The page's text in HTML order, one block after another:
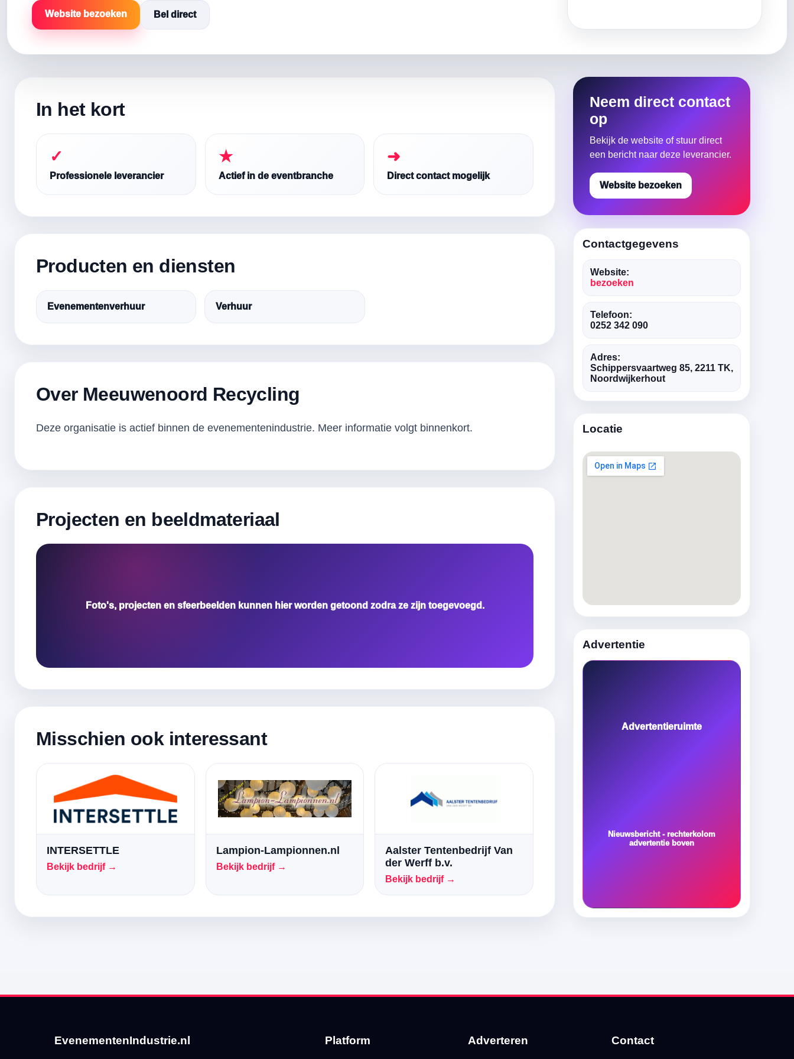
Website bezoeken Bel direct
In het kort
✓
Professionele leverancier
★
Actief in de eventbranche
➜
Direct contact mogelijk
Producten en diensten
Evenementenverhuur Verhuur
Over Meeuwenoord Recycling
Deze organisatie is actief binnen de evenementenindustrie. Meer informatie volgt binnenkort.
Projecten en beeldmateriaal
Foto's, projecten en sfeerbeelden kunnen hier worden getoond zodra ze zijn toegevoegd.
Misschien ook interessant
INTERSETTLE
Bekijk bedrijf →
Lampion-Lampionnen.nl
Bekijk bedrijf →
Aalster Tentenbedrijf Van
der Werff b.v.
Bekijk bedrijf →
Neem direct contact
op
Bekijk de website of stuur direct
een bericht naar deze leverancier.
Website bezoeken
Contactgegevens
Website:
bezoeken
Telefoon:
0252 342 090
Adres:
Schippersvaartweg 85, 2211 TK,
Noordwijkerhout
Locatie
Advertentie
Advertentieruimte
Nieuwsbericht - rechterkolom
advertentie boven
EvenementenIndustrie.nl Platform Adverteren Contact